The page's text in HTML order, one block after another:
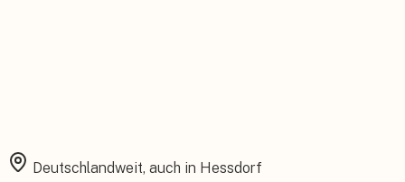
Deutschlandweit, auch in Hessdorf